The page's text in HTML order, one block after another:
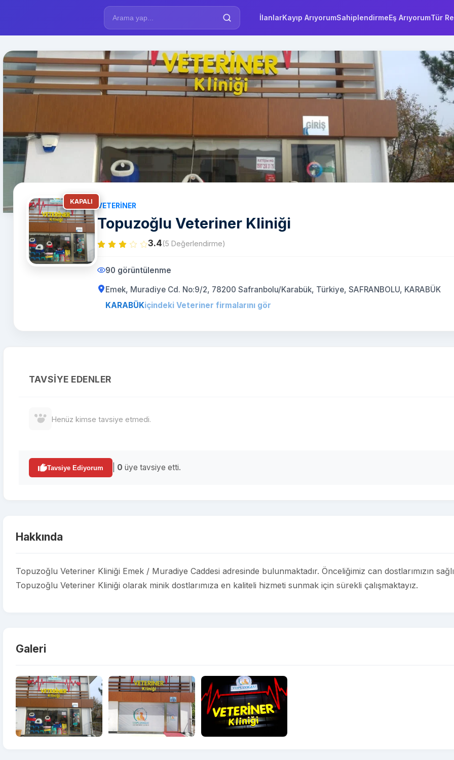
İlanlarKayıp ArıyorumSahiplendirmeEş ArıyorumTür
KAPALI
VETERINER
Topuzoğlu Veteriner Kliniği
3.4(5 Değerlendirme)
90 görüntülenme
Emek, Muradiye Cd. No:9/2, 78200 Safranbolu/Karabük, Türkiye, SAFRANBOLU, KARABÜK
KARABÜKiçindeki Veteriner firmalarını gör
TAVSIYE EDENLER
Henüz kimse tavsiye etmedi.
Tavsiye Ediyorum 0 üye tavsiye etti.
Hakkında
Topuzoğlu Veteriner Kliniği Emek / Muradiye Caddesi adresinde bulunmaktadır. Önceliğimiz can dostlarımızın
Topuzoğlu Veteriner Kliniği olarak minik dostlarımıza en kaliteli hizmeti sunmak için sürekli çalışmaktayız.
Galeri